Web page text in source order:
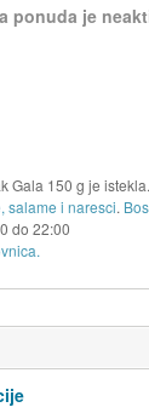
ponuda je
Gala 150 g je
salame i naresci.
do 22:00